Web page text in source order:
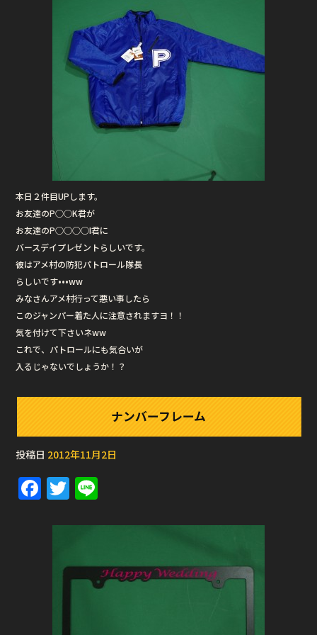
本日２件目UPします。
お友達のP○○K君が
お友達のP○○○○I君に
バースデイプレゼントらしいです。
彼はアメ村の防犯パトロール隊長
らしいです•••ww
みなさんアメ村行って悪い事したら
このジャンパー着た人に注意されますヨ！！
気を付けて下さいネww
これで、パトロールにも気合いが
入るじゃないでしょうか！？
ナンバーフレーム
投稿日 2012年11月2日
F
c
T
it
r
e